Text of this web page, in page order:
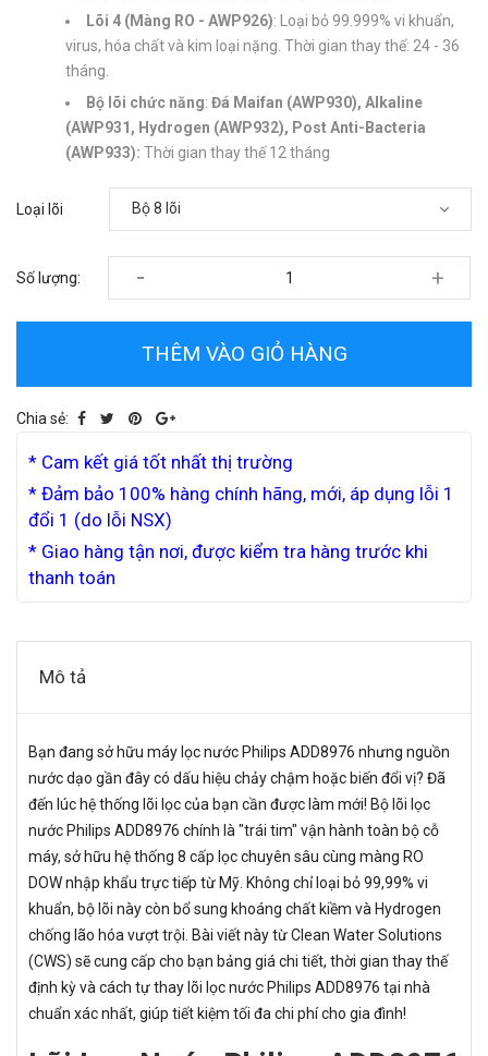
Lõi 4 (Màng RO - AWP926): Loại bỏ 99.999% vi khuẩn,
virus, hóa chất và kim loại nặng. Thời gian thay thế: 24 - 36
tháng.
Bộ lõi chức năng: Đá Maifan (AWP930), Alkaline
(AWP931, Hydrogen (AWP932), Post Anti-Bacteria
(AWP933): Thời gian thay thế 12 tháng
Loại lõi
Số lượng: - +
THÊM VÀO GIỎ HÀNG
Chia sẻ:
* Cam kết giá tốt nhất thị trường
* Đảm bảo 100% hàng chính hãng, mới, áp dụng lỗi 1
đổi 1 (do lỗi NSX)
* Giao hàng tận nơi, được kiểm tra hàng trước khi
thanh toán
Mô tả
Bạn đang sở hữu máy lọc nước Philips ADD8976 nhưng nguồn
nước dạo gần đây có dấu hiệu chảy chậm hoặc biến đổi vị? Đã
đến lúc hệ thống lõi lọc của bạn cần được làm mới! Bộ lõi lọc
nước Philips ADD8976 chính là "trái tim" vận hành toàn bộ cỗ
máy, sở hữu hệ thống 8 cấp lọc chuyên sâu cùng màng RO
DOW nhập khẩu trực tiếp từ Mỹ. Không chỉ loại bỏ 99,99% vi
khuẩn, bộ lõi này còn bổ sung khoáng chất kiềm và Hydrogen
chống lão hóa vượt trội. Bài viết này từ Clean Water Solutions
(CWS) sẽ cung cấp cho bạn bảng giá chi tiết, thời gian thay thế
định kỳ và cách tự thay lõi lọc nước Philips ADD8976 tại nhà
chuẩn xác nhất, giúp tiết kiệm tối đa chi phí cho gia đình!